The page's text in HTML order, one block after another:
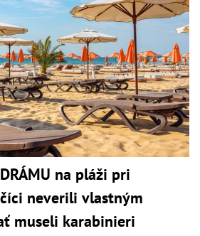
na pláži pri
neverili vlastným
museli karabinieri